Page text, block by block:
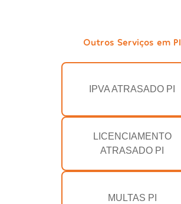
Outros Serviços em PI
IPVA ATRASADO PI
LICENCIAMENTO
ATRASADO PI
MULTAS PI